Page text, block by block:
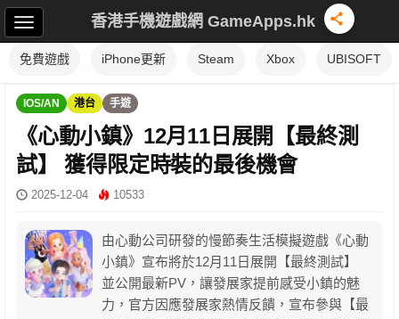
香港手機遊戲網 GameApps.hk
免費遊戲 iPhone更新 Steam Xbox UBISOFT
IOS/AN 港台 手遊
《心動小鎮》12月11日展開【最終測
試】 獲得限定時裝的最後機會
2025-12-04 10533
由心動公司研發的慢節奏生活模擬遊戲《心動
小鎮》宣布將於12月11日展開【最終測試】
並公開最新PV，讓發展家提前感受小鎮的魅
力，官方因應發展家熱情反饋，宣布參與【最